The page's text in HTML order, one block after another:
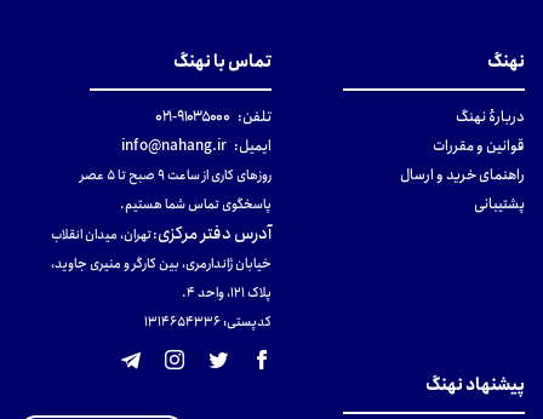
نهنگ
دربارهٔ نهنگ
قوانین و مقررات
راهنمای خرید و ارسال
پشتیبانی
تماس با نهنگ
تلفن: ۹۱۰۳۵۰۰۰-۰۲۱
ایمیل: info@nahang.ir
روزهای کاری از ساعت ۹ صبح تا ۵ عصر
پاسخگوی تماس شما هستیم.
آدرس دفتر مرکزی:تهران، میدان انقلاب
خیابان ژاندارمری، بین کارگر و منیری جاوید،
پلاک 121، واحد ۴.
کدپستی: 131465433۶
پیشنهاد نهنگ